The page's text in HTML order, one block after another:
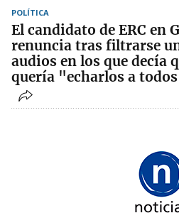
POLÍTICA
El candidato de ERC en
renuncia tras filtrarse
audios en los que decía
quería "echarlos a